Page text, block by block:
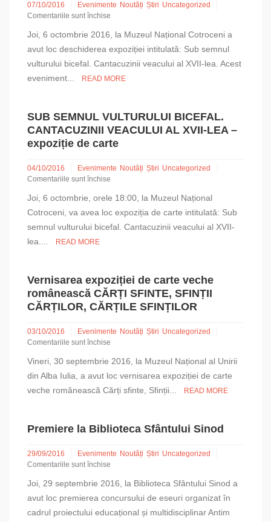
07/10/2016 Evenimente Noutăți Știri Uncategorized
Comentariile sunt închise
Vernisarea
expoziției
SUB
VULTURULUI
VEACULUI
XVII-
LEA
Joi, 6 octombrie 2016, la Muzeul Național Cotroceni a
avut loc deschiderea expoziției intitulată: Sub semnul
vulturului bicefal. Cantacuzinii veacului al XVII-lea. Acest
eveniment...
READ MORE
SUB SEMNUL VULTURULUI BICEFAL.
CANTACUZINII VEACULUI AL XVII-LEA –
expoziție de carte
04/10/2016 Evenimente Noutăți Știri Uncategorized
Comentariile sunt închise
SUB
SEMNUL
VULTURULUI
CANTACUZINII
XVII-
–
expoziție
carte
Joi, 6 octombrie, orele 18:00, la Muzeul Național
Cotroceni, va avea loc expoziția de carte intitulată: Sub
semnul vulturului bicefal. Cantacuzinii veacului al XVII-
lea....
READ MORE
Vernisarea expoziției de carte veche
românească CĂRȚI SFINTE, SFINȚII
CĂRȚILOR, CĂRȚILE SFINȚILOR
03/10/2016 Evenimente Noutăți Știri Uncategorized
Comentariile sunt închise
Vernisarea
expoziției
CĂRȚI
SFINȚII
CĂRȚILOR,
SFINȚILOR
Vineri, 30 septembrie 2016, la Muzeul Național al Unirii
din Alba Iulia, a avut loc vernisarea expoziției de carte
veche românească Cărți sfinte, Sfinții...
READ MORE
Premiere la Biblioteca Sfântului Sinod
29/09/2016 Evenimente Noutăți Știri Uncategorized
Comentariile sunt închise
Premiere
la
Biblioteca
Sfântului
Joi, 29 septembrie 2016, la Biblioteca Sfântului Sinod a
avut loc premierea concursului de eseuri organizat în
cadrul proiectului educațional și multidisciplinar Antim